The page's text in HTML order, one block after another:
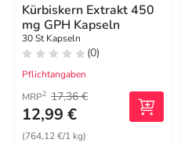
Kürbiskern Extrakt 450
mg GPH Kapseln
30 St Kapseln
(0)
Pflichtangaben
MRP2 17,36 €
12,99 €
(764,12 €/1 kg)